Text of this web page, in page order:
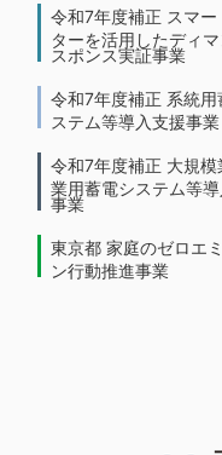
令和7年度補正 スマー
ターを活用したディ
スポンス実証事業
令和7年度補正 系統用
ステム等導入支援事業
令和7年度補正 大規模
業用蓄電システム等
事業
東京都 家庭のゼロエ
ン行動推進事業